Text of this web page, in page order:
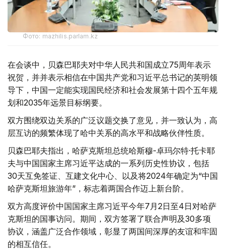
Фото: mazhilis.parlam.kz
在会谈中，贝森巴耶夫对中华人民共和国成立75周年表示
祝贺，并并表示相信在中国共产党和习近平总书记的英明领
导下，中国一定能实现国民经济和社会发展第十四个五年规
划和2035年远景目标纲要。
双方围绕双边关系的广泛议题交换了意见，并一致认为，高
层互访的频繁体现了哈中关系的高水平和战略伙伴性质。
贝森巴耶夫指出，哈萨克斯坦总统哈斯穆-卓玛尔特·托卡耶
夫与中国国家主席习近平达成的一系列历史性协议，包括
30天互免签证、互建文化中心、以及将2024年确定为“中国
哈萨克斯坦旅游年”，标志着两国合作迈上新台阶。
双方高度评价中国国家主席习近平今年7月2日至4日对哈萨
克斯坦的国事访问。期间，双方签署了联合声明及30多项
协议，涵盖广泛合作领域，彰显了两国间深厚的友谊和牢固
的相互信任。